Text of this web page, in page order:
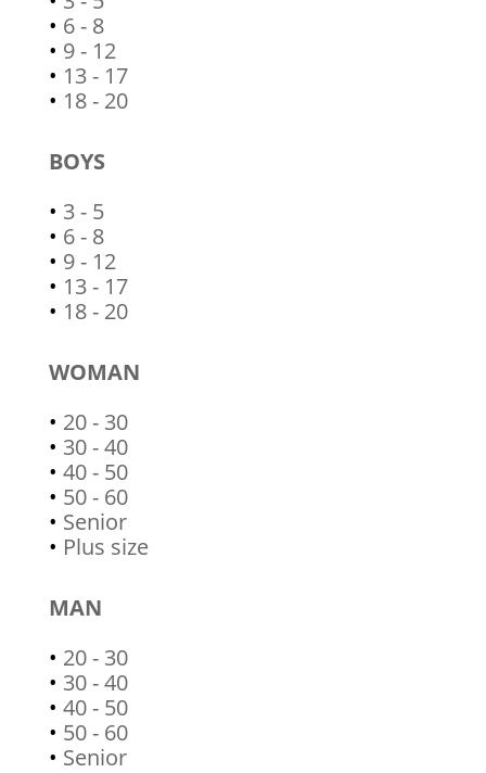
• 6 - 8
• 9 - 12
• 13 - 17
• 18 - 20
BOYS
• 3 - 5
• 6 - 8
• 9 - 12
• 13 - 17
• 18 - 20
WOMAN
• 20 - 30
• 30 - 40
• 40 - 50
• 50 - 60
• Senior
• Plus size
MAN
• 20 - 30
• 30 - 40
• 40 - 50
• 50 - 60
• Senior